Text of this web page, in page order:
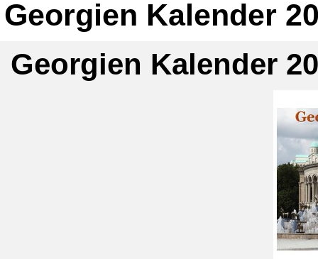
Georgien Kalender
Georgien Kalender